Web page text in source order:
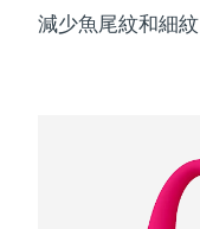
減少魚尾紋和細紋